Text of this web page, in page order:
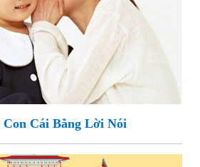
Con Cái Bằng Lời Nói